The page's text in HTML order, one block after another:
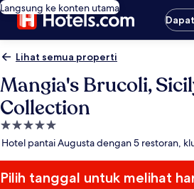
Langsung ke konten utama
Lihat semua properti
Mangia's Brucoli,
Collection
Properti
bintang
Hotel pantai Augusta dengan 5 restoran,
Pilih tanggal untuk melihat